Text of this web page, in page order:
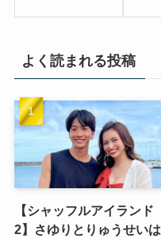
よく読まれる投稿
【シャッフルアイランド
2】さゆりとりゅうせいは